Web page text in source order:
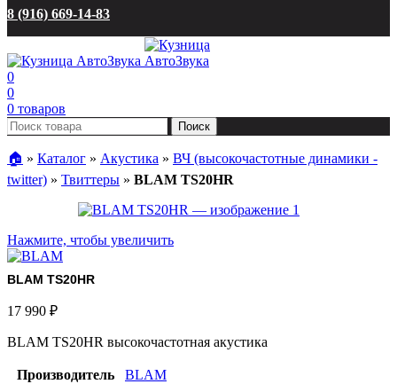
8 (916) 669-14-83
0
0
0 товаров
Поиск
🏠︎ » Каталог » Акустика » ВЧ (высокочастотные динамики -
twitter) » Твиттеры » BLAM TS20HR
Нажмите, чтобы увеличить
BLAM TS20HR
17 990 ₽
BLAM TS20HR высокочастотная акустика
Производитель
BLAM